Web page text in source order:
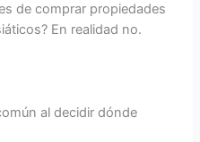
de comprar propiedades
En realidad no.
al decidir dónde